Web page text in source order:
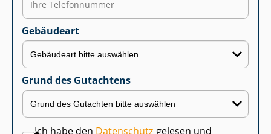
Gebäudeart
Grund des Gutachtens
Ich habe den Datenschutz gelesen und